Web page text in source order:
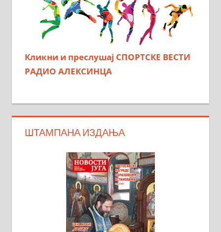
Кликни и преслушај СПОРТСКЕ ВЕСТИ
РАДИО АЛЕКСИНЦА
ШТАМПАНА ИЗДАЊА